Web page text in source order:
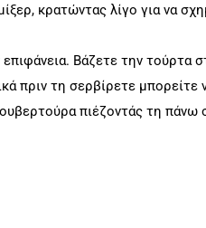
κρατώντας λίγο για να
Βάζετε την τούρτα
πριν τη σερβίρετε
πιέζοντάς τη πάνω